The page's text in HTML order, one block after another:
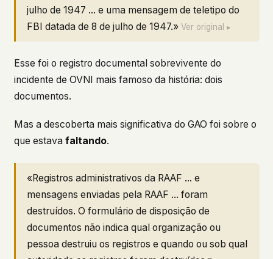
julho de 1947 ... e uma mensagem de teletipo do
FBI datada de 8 de julho de 1947.»Ver original ▸
Esse foi o registro documental sobrevivente do
incidente de OVNI mais famoso da história: dois
documentos.
Mas a descoberta mais significativa do GAO foi sobre o
que estava faltando.
«Registros administrativos da RAAF ... e
mensagens enviadas pela RAAF ... foram
destruídos. O formulário de disposição de
documentos não indica qual organização ou
pessoa destruiu os registros e quando ou sob qual